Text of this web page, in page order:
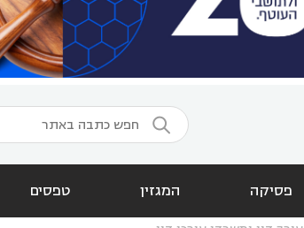

פסיקה המגזין טפסים